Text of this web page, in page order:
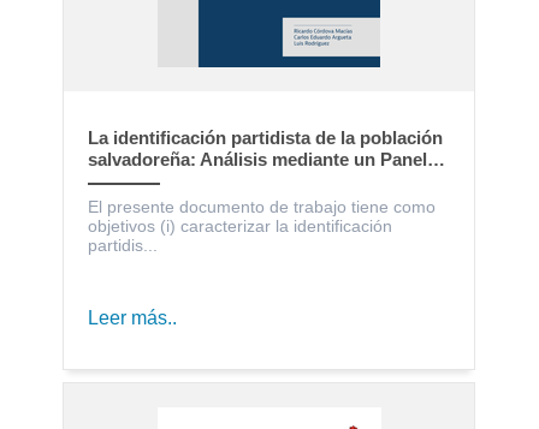
La identificación partidista de la población
salvadoreña: Análisis mediante un Panel
Electoral
El presente documento de trabajo tiene como
objetivos (i) caracterizar la identificación
partidis...
Leer más..